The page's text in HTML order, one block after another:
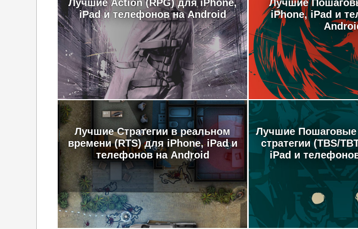
Лучшие Action (RPG) для iPhone,
iPad и телефонов на Android
Лучшие
iPhone, iPad и
Лучшие Стратегии в реальном
времени (RTS) для iPhone, iPad и
телефонов на Android
Лучшие Пошаговые
стратегии (TBS/
iPad и